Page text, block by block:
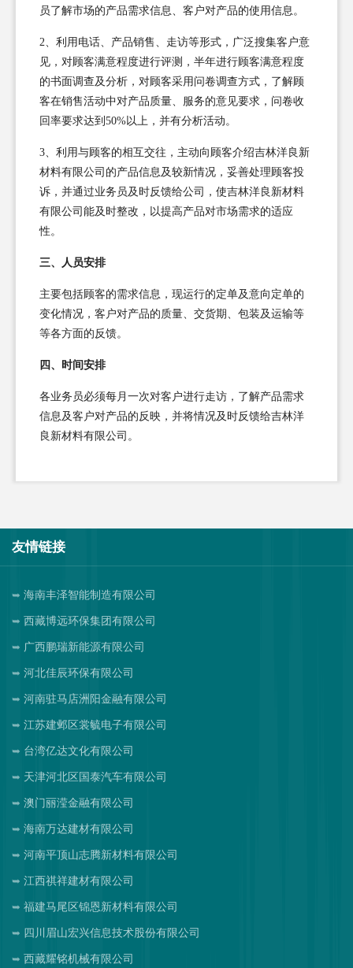
员了解市场的产品需求信息、客户对产品的使用信息。
2、利用电话、产品销售、走访等形式，广泛搜集客户意
见，对顾客满意程度进行评测，半年进行顾客满意程度
的书面调查及分析，对顾客采用问卷调查方式，了解顾
客在销售活动中对产品质量、服务的意见要求，问卷收
回率要求达到50%以上，并有分析活动。
3、利用与顾客的相互交往，主动向顾客介绍吉林洋良新
材料有限公司的产品信息及较新情况，妥善处理顾客投
诉，并通过业务员及时反馈给公司，使吉林洋良新材料
有限公司能及时整改，以提高产品对市场需求的适应
性。
三、人员安排
主要包括顾客的需求信息，现运行的定单及意向定单的
变化情况，客户对产品的质量、交货期、包装及运输等
等各方面的反馈。
四、时间安排
各业务员必须每月一次对客户进行走访，了解产品需求
信息及客户对产品的反映，并将情况及时反馈给吉林洋
良新材料有限公司。
友情链接
海南丰泽智能制造有限公司
西藏博远环保集团有限公司
广西鹏瑞新能源有限公司
河北佳辰环保有限公司
河南驻马店洲阳金融有限公司
江苏建邺区裳毓电子有限公司
台湾亿达文化有限公司
天津河北区国泰汽车有限公司
澳门丽滢金融有限公司
海南万达建材有限公司
河南平顶山志腾新材料有限公司
江西祺祥建材有限公司
福建马尾区锦恩新材料有限公司
四川眉山宏兴信息技术股份有限公司
西藏耀铭机械有限公司